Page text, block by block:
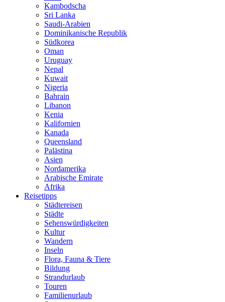
Kambodscha
Sri Lanka
Saudi-Arabien
Dominikanische Republik
Südkorea
Oman
Uruguay
Nepal
Kuwait
Nigeria
Bahrain
Libanon
Kenia
Kalifornien
Kanada
Queensland
Palästina
Asien
Nordamerika
Arabische Emirate
Afrika
Reisetipps
Städtereisen
Städte
Sehenswürdigkeiten
Kultur
Wandern
Inseln
Flora, Fauna & Tiere
Bildung
Strandurlaub
Touren
Familienurlaub